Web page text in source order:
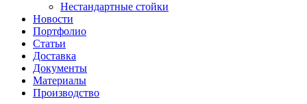
Нестандартные стойки
Новости
Портфолио
Статьи
Доставка
Документы
Материалы
Производство